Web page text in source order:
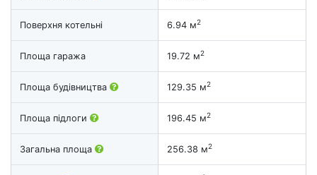
Поверхня котельні 6.94 м2
Площа гаража 19.72 м2
Площа будівництва 129.35 м2
Площа підлоги 196.45 м2
Загальна площа 256.38 м2